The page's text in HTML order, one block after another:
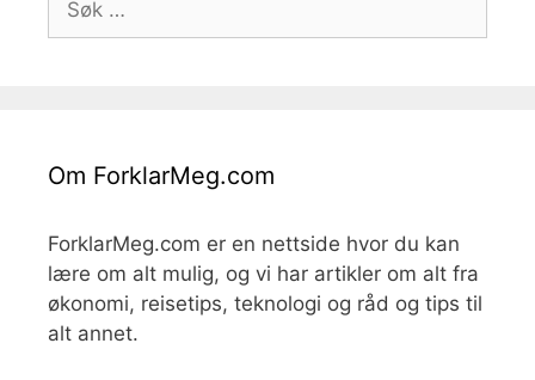
etter:
Om ForklarMeg.com
ForklarMeg.com er en nettside hvor du kan
lære om alt mulig, og vi har artikler om alt fra
økonomi, reisetips, teknologi og råd og tips til
alt annet.